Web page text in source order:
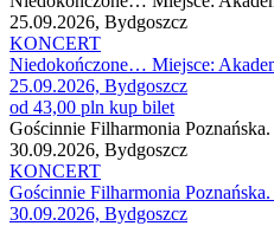
25.09.2026, Bydgoszcz
KONCERT
Niedokończone… Miejsce:
25.09.2026, Bydgoszcz
od 43,00 pln kup bilet
Gościnnie Filharmonia
30.09.2026, Bydgoszcz
KONCERT
Gościnnie Filharmonia
30.09.2026, Bydgoszcz